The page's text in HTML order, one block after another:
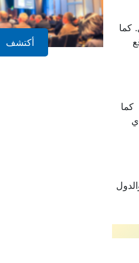
كما
كما
أكتشف